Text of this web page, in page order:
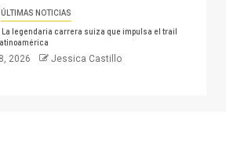
ÚLTIMAS NOTICIAS
La legendaria carrera suiza que impulsa el trail
2026 Jessica Castillo